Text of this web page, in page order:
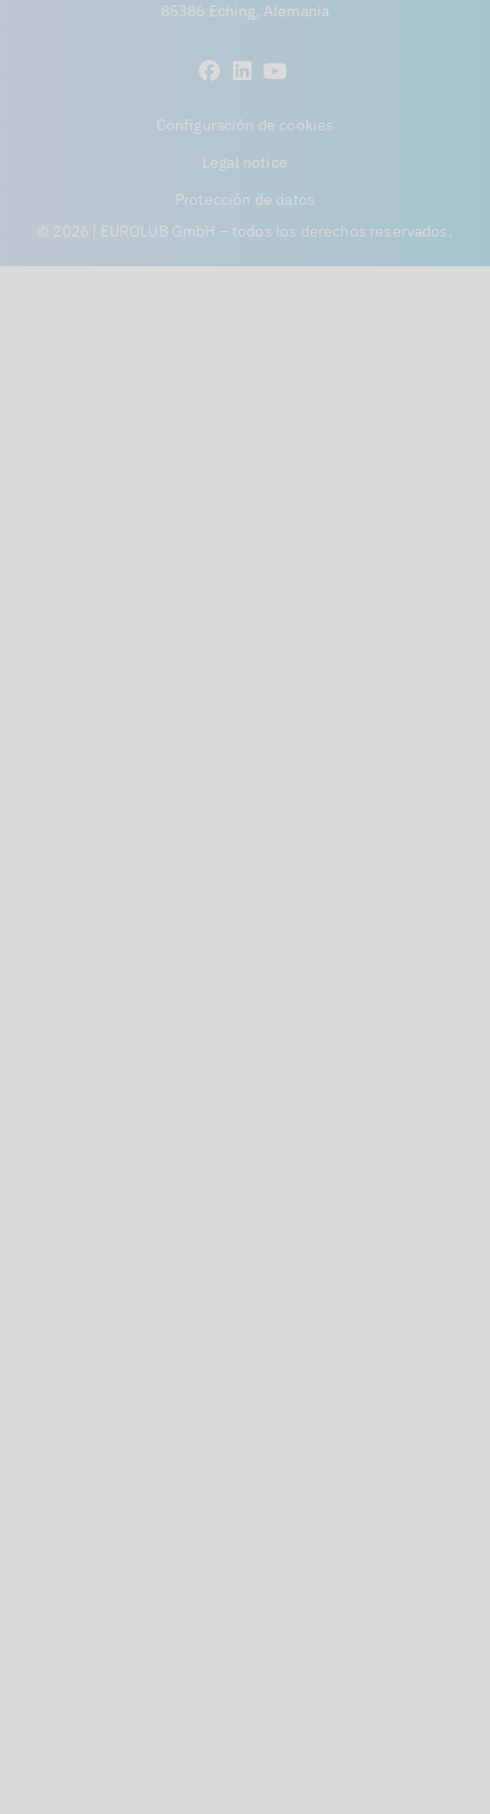
85386 Eching, Alemania
Configuración de cookies
Legal notice
Protección de datos
© 2026 | EUROLUB GmbH – todos los derechos reservados.